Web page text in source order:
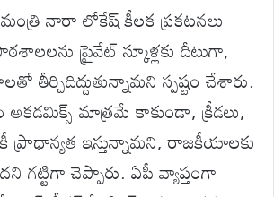
మంత్రినారాలోకేష్కీలక ప్రకటనలు
ప్రైవేట్స్కూళ్లకు దీటుగా,
తీర్చిదిద్దుతున్నామని స్పష్టం చేశారు.
అకడమిక్స్ మాత్రమే కాకుండా, క్రీడలు,
ప్రాధాన్యత ఇస్తున్నామని,రాజకీయాలకు
గట్టిగాచెప్పారు. ఏపీవ్యాప్తంగా